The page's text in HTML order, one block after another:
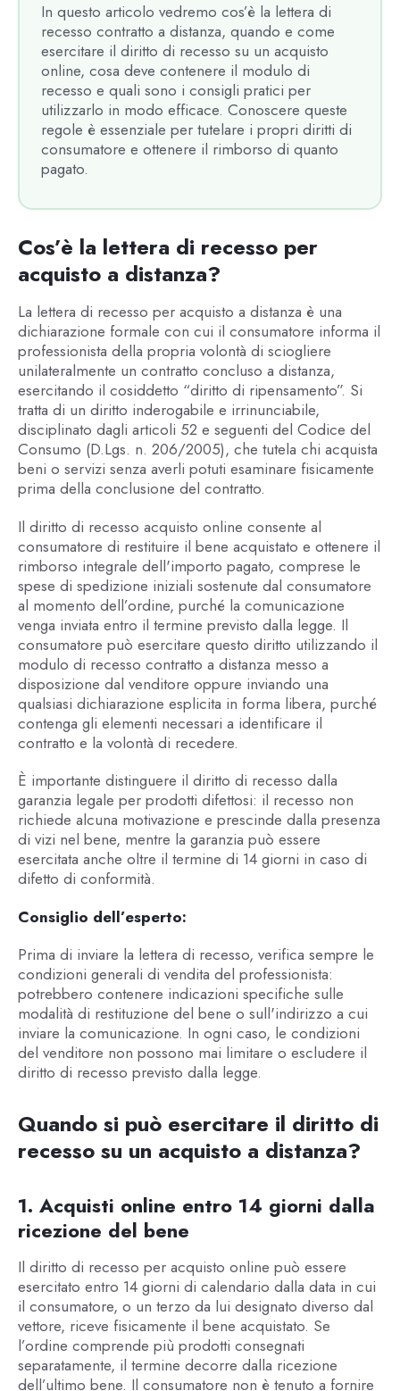
In questo articolo vedremo cos’è la lettera di
recesso contratto a distanza, quando e come
esercitare il diritto di recesso su un acquisto
online, cosa deve contenere il modulo di
recesso e quali sono i consigli pratici per
utilizzarlo in modo efficace. Conoscere queste
regole è essenziale per tutelare i propri diritti di
consumatore e ottenere il rimborso di quanto
pagato.
Cos’è la lettera di recesso per
acquisto a distanza?
La lettera di recesso per acquisto a distanza è una
dichiarazione formale con cui il consumatore informa il
professionista della propria volontà di sciogliere
unilateralmente un contratto concluso a distanza,
esercitando il cosiddetto “diritto di ripensamento”. Si
tratta di un diritto inderogabile e irrinunciabile,
disciplinato dagli articoli 52 e seguenti del Codice del
Consumo (D.Lgs. n. 206/2005), che tutela chi acquista
beni o servizi senza averli potuti esaminare fisicamente
prima della conclusione del contratto.
Il diritto di recesso acquisto online consente al
consumatore di restituire il bene acquistato e ottenere il
rimborso integrale dell'importo pagato, comprese le
spese di spedizione iniziali sostenute dal consumatore
al momento dell’ordine, purché la comunicazione
venga inviata entro il termine previsto dalla legge. Il
consumatore può esercitare questo diritto utilizzando il
modulo di recesso contratto a distanza messo a
disposizione dal venditore oppure inviando una
qualsiasi dichiarazione esplicita in forma libera, purché
contenga gli elementi necessari a identificare il
contratto e la volontà di recedere.
È importante distinguere il diritto di recesso dalla
garanzia legale per prodotti difettosi: il recesso non
richiede alcuna motivazione e prescinde dalla presenza
di vizi nel bene, mentre la garanzia può essere
esercitata anche oltre il termine di 14 giorni in caso di
difetto di conformità.
Consiglio dell’esperto:
Prima di inviare la lettera di recesso, verifica sempre le
condizioni generali di vendita del professionista:
potrebbero contenere indicazioni specifiche sulle
modalità di restituzione del bene o sull'indirizzo a cui
inviare la comunicazione. In ogni caso, le condizioni
del venditore non possono mai limitare o escludere il
diritto di recesso previsto dalla legge.
Quando si può esercitare il diritto di
recesso su un acquisto a distanza?
1. Acquisti online entro 14 giorni dalla
ricezione del bene
Il diritto di recesso per acquisto online può essere
esercitato entro 14 giorni di calendario dalla data in cui
il consumatore, o un terzo da lui designato diverso dal
vettore, riceve fisicamente il bene acquistato. Se
l’ordine comprende più prodotti consegnati
separatamente, il termine decorre dalla ricezione
dell’ultimo bene. Il consumatore non è tenuto a fornire